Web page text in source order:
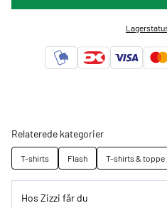
Relaterede kategorier
T-shirts Flash T-shirts & toppe
Hos Zizzi får du